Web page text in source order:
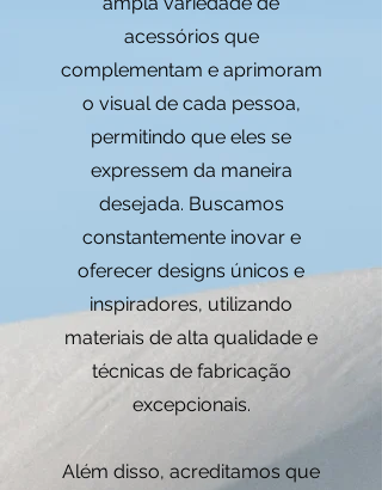
acessórios que
complementam e aprimoram
o visual de cada pessoa,
permitindo que eles se
expressem da maneira
desejada. Buscamos
constantemente inovar e
oferecer designs únicos e
inspiradores, utilizando
materiais de alta qualidade e
técnicas de fabricação
excepcionais.
Além disso, acreditamos que